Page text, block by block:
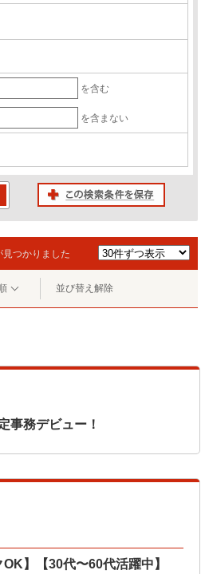
を含む
を含まない
見つかりました
並び替え解除
事務デビュー！
】【30代〜60代活躍中】